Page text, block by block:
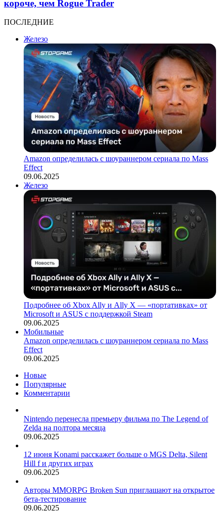
короче, чем Rogue Trader
ПОСЛЕДНИЕ
Железо
Amazon определилась с шоураннером сериала по Mass
Effect
09.06.2025
Железо
Подробнее об Xbox Ally и Ally X — «портативках» от
Microsoft и ASUS с поддержкой Steam
09.06.2025
Мобильные
Amazon определилась с шоураннером сериала по Mass
Effect
09.06.2025
Новые
Популярные
Комментарии
Nintendo перенесла премьеру фильма по The Legend of
Zelda на полтора месяца
09.06.2025
12 июня Konami расскажет больше о MGS Delta, Silent
Hill f и других играх
09.06.2025
Авторы MMORPG Broken Sun приглашают на открытое
бета-тестирование
09.06.2025